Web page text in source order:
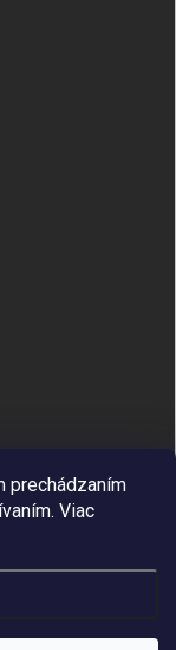
prechádzaním
Viac